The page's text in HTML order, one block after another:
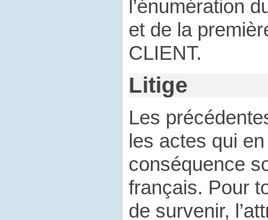
l’énumération
et de la
CLIENT.
Litige
Les
les actes qui
conséquence
français. Pour
de survenir,